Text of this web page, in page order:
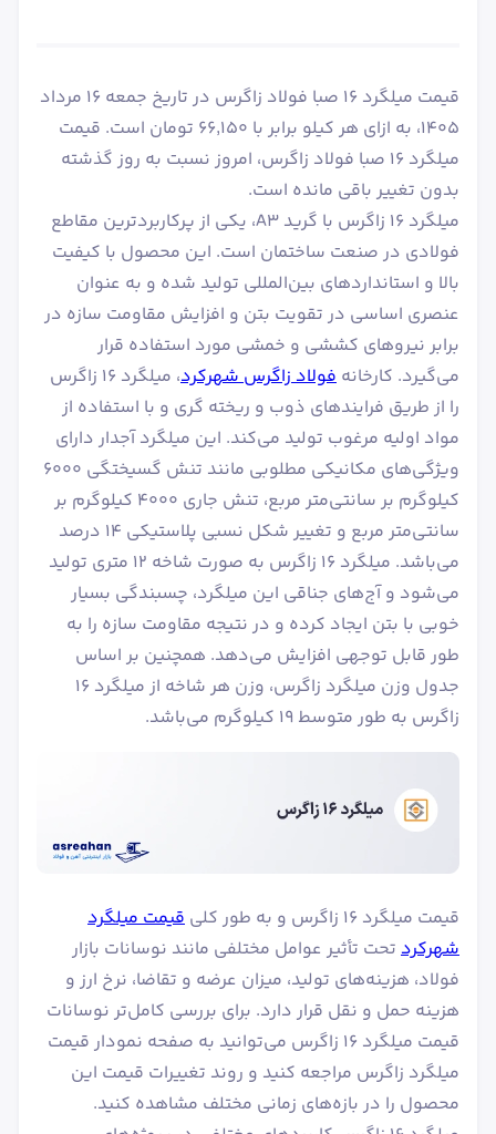
قیمت میلگرد 16 صبا فولاد زاگرس در تاریخ جمعه ۱۶ مرداد
۱۴۰۵، به ازای هر کیلو برابر با ۶۶٬۱۵۰ تومان است. قیمت
میلگرد 16 صبا فولاد زاگرس، امروز نسبت به روز گذشته
بدون تغییر باقی مانده است.
میلگرد ۱۶ زاگرس با گرید A3، یکی از پرکاربردترین مقاطع
فولادی در صنعت ساختمان است. این محصول با کیفیت
بالا و استانداردهای بین‌المللی تولید شده و به عنوان
عنصری اساسی در تقویت بتن و افزایش مقاومت سازه در
برابر نیروهای کششی و خمشی مورد استفاده قرار
می‌گیرد. کارخانه فولاد زاگرس شهرکرد
، میلگرد ۱۶ زاگرس
را از طریق فرایندهای ذوب و ریخته گری و با استفاده از
مواد اولیه مرغوب تولید می‌کند. این میلگرد آجدار دارای
ویژگی‌های مکانیکی مطلوبی مانند تنش گسیختگی ۶۰۰۰
کیلوگرم بر سانتی‌متر مربع، تنش جاری ۴۰۰۰ کیلوگرم بر
سانتی‌متر مربع و تغییر شکل نسبی پلاستیکی ۱۴ درصد
می‌باشد. میلگرد ۱۶ زاگرس به صورت شاخه 12 متری تولید
می‌شود و آج‌های جناقی این میلگرد، چسبندگی بسیار
خوبی با بتن ایجاد کرده و در نتیجه مقاومت سازه را به
طور قابل توجهی افزایش می‌دهد. همچنین بر اساس
جدول وزن میلگرد زاگرس، وزن هر شاخه از میلگرد ۱۶
زاگرس به طور متوسط ۱۹ کیلوگرم می‌باشد.
قیمت میلگرد ۱۶ زاگرس و به طور کلی
قیمت میلگرد
شهرکرد تحت تأثیر عوامل مختلفی مانند نوسانات بازار
فولاد، هزینه‌های تولید، میزان عرضه و تقاضا، نرخ ارز و
هزینه حمل و نقل قرار دارد. برای بررسی کامل‌تر نوسانات
قیمت میلگرد ۱۶ زاگرس می‌توانید به صفحه نمودار قیمت
میلگرد زاگرس مراجعه کنید و روند تغییرات قیمت این
محصول را در بازه‌های زمانی مختلف مشاهده کنید.